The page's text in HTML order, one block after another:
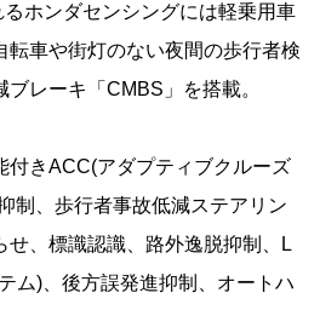
ホンダセンシングには軽乗用車
転車や街灯のない夜間の歩行者検
レーキ「CMBS」を搭載。
付きACC(アダプティブクルーズ
制、歩行者事故低減ステアリン
せ、標識認識、路外逸脱抑制、L
ム)、後方誤発進抑制、オートハ